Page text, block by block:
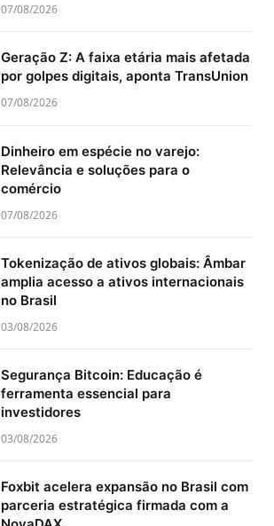
07/08/2026
Geração Z: A faixa etária mais afetada
por golpes digitais, aponta TransUnion
07/08/2026
Dinheiro em espécie no varejo:
Relevância e soluções para o
comércio
07/08/2026
Tokenização de ativos globais: Âmbar
amplia acesso a ativos internacionais
no Brasil
03/08/2026
Segurança Bitcoin: Educação é
ferramenta essencial para
investidores
03/08/2026
Foxbit acelera expansão no Brasil com
parceria estratégica firmada com a